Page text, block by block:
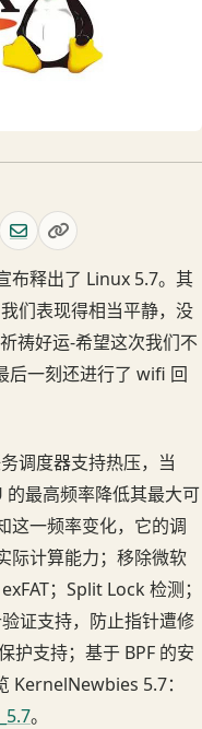
布释出了 Linux 5.7。其
们表现得相当平静，没
祷好运-希望这次我们不
后一刻还进行了 wifi 回
调度器支持热压，当
的最高频率降低其最大可
这一频率变化，它的调
际计算能力；移除微软
；Split Lock 检测；
证支持，防止指针遭修
护支持；基于 BPF 的安
KernelNewbies 5.7：
。